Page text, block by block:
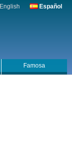
English Español
Famosa